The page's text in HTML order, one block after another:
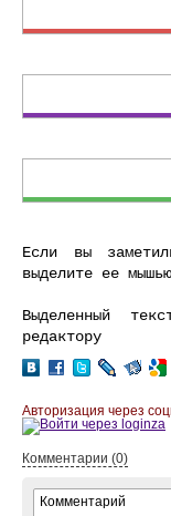
Если вы
выделите ее
Выделенный
редактору
Авторизация через
Комментарии (0)